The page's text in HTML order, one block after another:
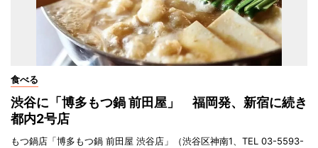
食べる
渋谷に「博多もつ鍋 前田屋」 福岡発、新宿に続き
都内2号店
もつ鍋店「博多もつ鍋 前田屋 渋谷店」（渋谷区神南1、TEL 03-5593-